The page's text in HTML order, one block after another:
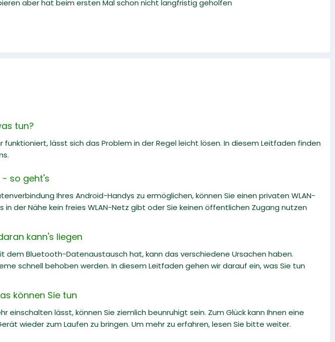
aber hat beim ersten Mal schon nicht langfristig geholfen
tun?
lässt sich das Problem in der Regel leicht lösen. In diesem Leitfaden finden
- so geht's
Ihres Android-Handys zu ermöglichen, können Sie einen privaten WLAN-
in der Nähe kein freies WLAN-Netz gibt oder Sie keinen öffentlichen Zugang nutzen
kann's liegen
dem Bluetooth-Datenaustausch hat, kann das verschiedene Ursachen haben.
schnell behoben werden. In diesem Leitfaden gehen wir darauf ein, was Sie tun
können Sie tun
einschalten lässt, können Sie ziemlich beunruhigt sein. Zum Glück kann Ihnen eine
wieder zum Laufen zu bringen. Um mehr zu erfahren, lesen Sie bitte weiter.